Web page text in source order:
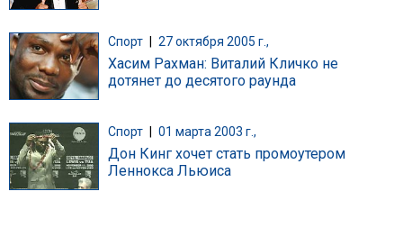
Спорт 27 октября 2005 г.,
Хасим Рахман: Виталий Кличко не
дотянет до десятого раунда
Спорт 01 марта 2003 г.,
Дон Кинг хочет стать промоутером
Леннокса Льюиса